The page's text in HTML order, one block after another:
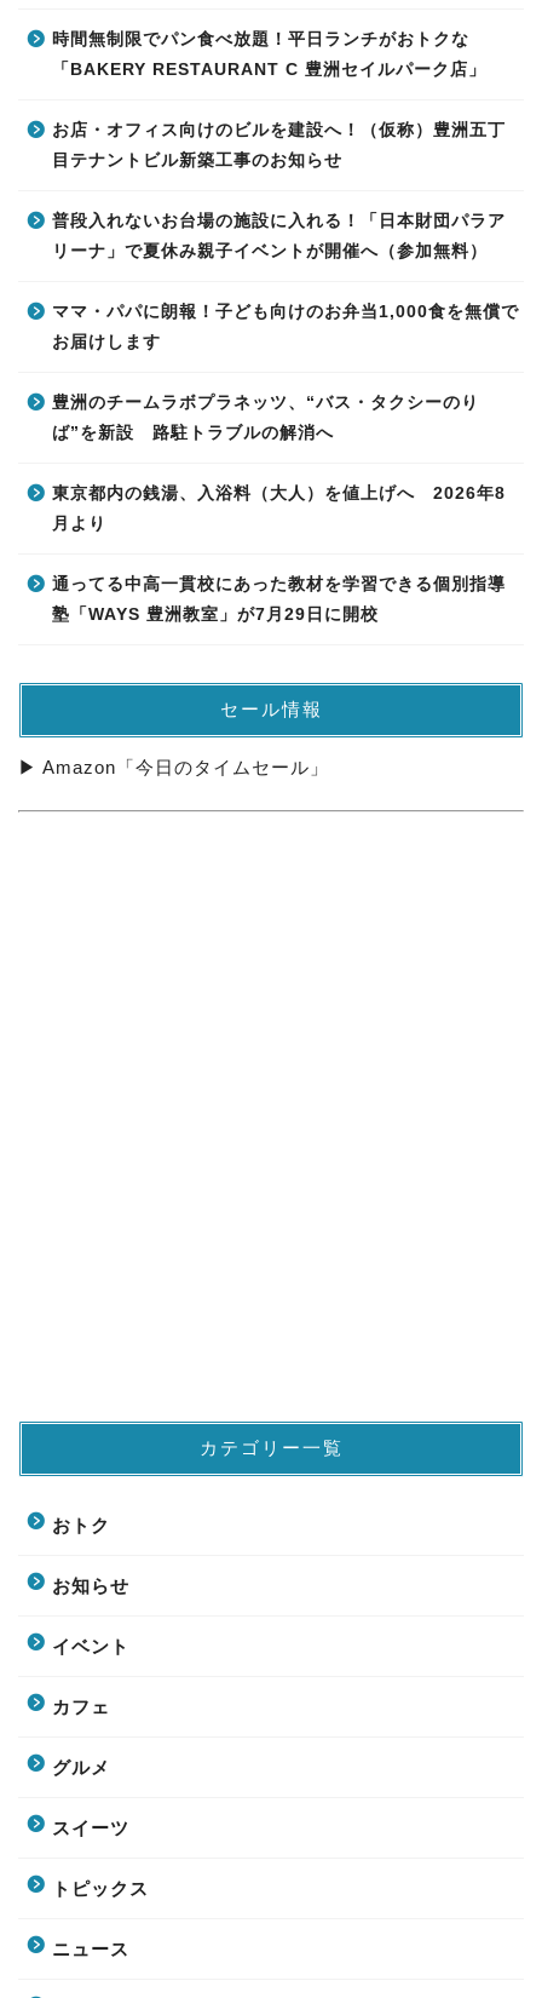
時間無制限でパン食べ放題！平日ランチがおトクな
「BAKERY RESTAURANT C 豊洲セイルパーク店」
お店・オフィス向けのビルを建設へ！（仮称）豊洲五丁
目テナントビル新築工事のお知らせ
普段入れないお台場の施設に入れる！「日本財団パラア
リーナ」で夏休み親子イベントが開催へ（参加無料）
ママ・パパに朗報！子ども向けのお弁当1,000食を無償で
お届けします
豊洲のチームラボプラネッツ、“バス・タクシーのり
ば”を新設 路駐トラブルの解消へ
東京都内の銭湯、入浴料（大人）を値上げへ 2026年8
月より
通ってる中高一貫校にあった教材を学習できる個別指導
塾「WAYS 豊洲教室」が7月29日に開校
セール情報
▶ Amazon「今日のタイムセール」
カテゴリー一覧
おトク
お知らせ
イベント
カフェ
グルメ
スイーツ
トピックス
ニュース